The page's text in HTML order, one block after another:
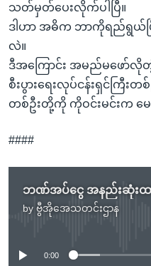
သတ်မှတ်ပေးလိုက်ပါပြီ။
ဒါဟာ အဓိက ဘာကိုရည်ရွယ်ပ
လဲ။
ဒီအကြောင်း အမည်မဖော်လို
စီးပွားရေးလုပ်ငန်းရှင်ကြီ
တစ်ဦးတို့ကို ကိုဝင်းမင်းက မေ
####
by ဗွီအိုအေသတင်းဌာန
No media
0:00